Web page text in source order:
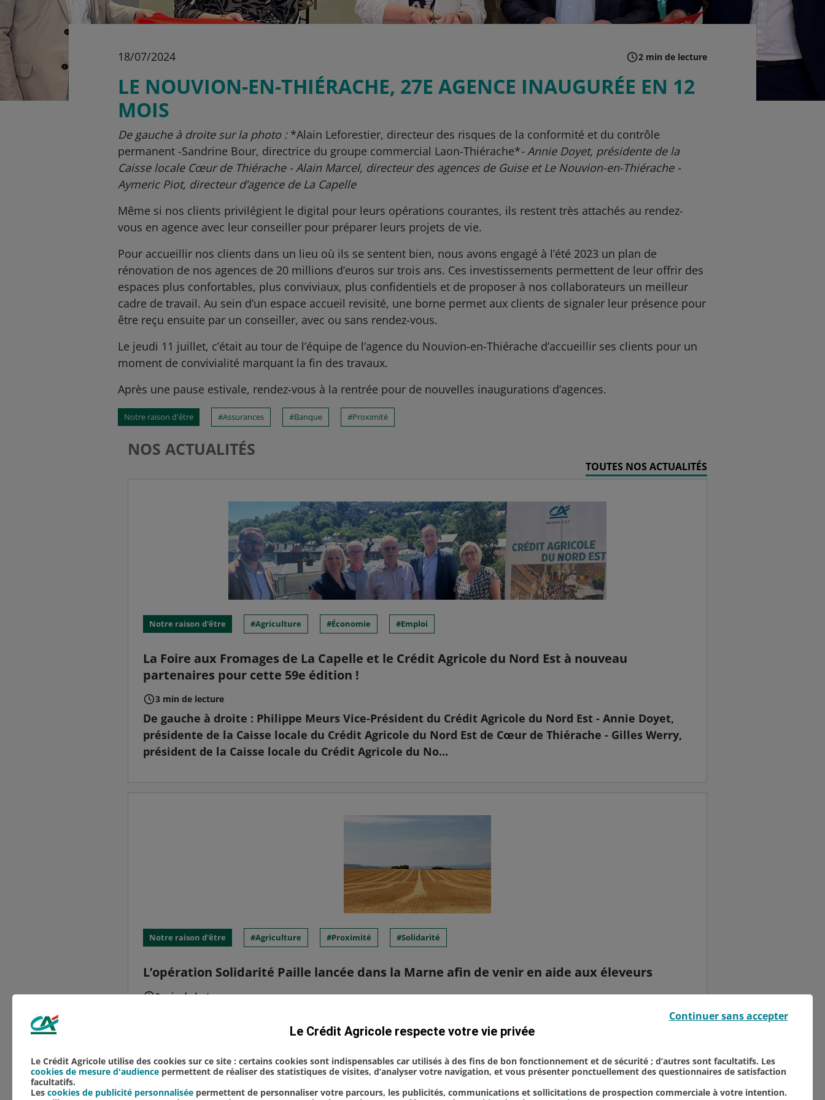
18/07/2024 2 min de lecture
LE NOUVION-EN-THIÉRACHE, 27E AGENCE INAUGURÉE EN 12
MOIS
De gauche à droite sur la photo :*Alain Leforestier, directeur des risques de la conformité et du contrôle
permanent -Sandrine Bour, directrice du groupe commercial Laon-Thiérache*- Annie Doyet, présidente de la
Caisse locale Cœur de Thiérache - Alain Marcel, directeur des agences de Guise et Le Nouvion-en-Thiérache -
Aymeric Piot, directeur d’agence de La Capelle
Même si nos clients privilégient le digital pour leurs opérations courantes, ils restent très attachés au rendez-
vous en agence avec leur conseiller pour préparer leurs projets de vie.
Pour accueillir nos clients dans un lieu où ils se sentent bien, nous avons engagé à l’été 2023 un plan de
rénovation de nos agences de 20 millions d’euros sur trois ans. Ces investissements permettent de leur offrir des
espaces plus confortables, plus conviviaux, plus confidentiels et de proposer à nos collaborateurs un meilleur
cadre de travail. Au sein d’un espace accueil revisité, une borne permet aux clients de signaler leur présence pour
être reçu ensuite par un conseiller, avec ou sans rendez-vous.
Le jeudi 11 juillet, c’était au tour de l’équipe de l’agence du Nouvion-en-Thiérache d’accueillir ses clients pour un
moment de convivialité marquant la fin des travaux.
Après une pause estivale, rendez-vous à la rentrée pour de nouvelles inaugurations d’agences.
Notre raison d'être Assurances Banque Proximité
NOS ACTUALITÉS
TOUTES NOS ACTUALITÉS
Notre raison d'être Agriculture Économie Emploi
La Foire aux Fromages de La Capelle et le Crédit Agricole du Nord Est à nouveau
partenaires pour cette 59e édition !
3 min de lecture
De gauche à droite : Philippe Meurs Vice-Président du Crédit Agricole du Nord Est - Annie Doyet,
présidente de la Caisse locale du Crédit Agricole du Nord Est de Cœur de Thiérache - Gilles Werry,
président de la Caisse locale du Crédit Agricole du No...
Notre raison d'être Agriculture Proximité Solidarité
L’opération Solidarité Paille lancée dans la Marne afin de venir en aide aux éleveurs
2 min de lecture
Les Jeunes Agriculteurs de la Marne et la Fédération Départementale des Syndicats d’Exploitants
Agricoles de la Marne ont lancé, ce 3 juillet 2026, l’opération solidarité paille, visant à venir en
Le Crédit Agricole respecte votre vie privée
Le Crédit Agricole utilise des cookies sur ce site : certains cookies sont indispensables car utilisés à des fins de bon fonctionnement et de sécurité ; d’autres sont facultatifs. Les
cookies de mesure d'audience permettent de réaliser des statistiques de visites, d’analyser votre navigation, et vous présenter ponctuellement des questionnaires de satisfaction
facultatifs.
Les cookies de publicité personnalisée permettent de personnaliser votre parcours, les publicités, communications et sollicitations de prospection commerciale à votre intention.
Continuer sans accepter